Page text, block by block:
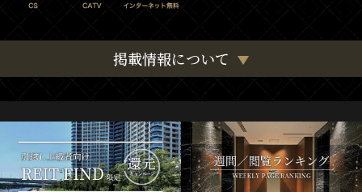
掲載情報について